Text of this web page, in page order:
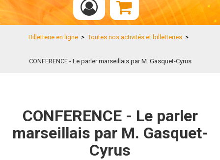
Billetterie en ligne > Toutes nos activités et billetteries >
CONFERENCE - Le parler marseillais par M. Gasquet-Cyrus
CONFERENCE - Le parler
marseillais par M. Gasquet-
Cyrus